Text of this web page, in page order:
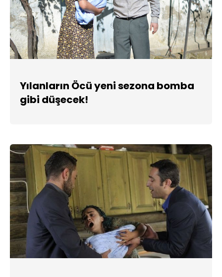
Yılanların Öcü yeni sezona bomba
gibi düşecek!